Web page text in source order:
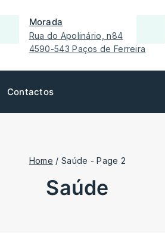
Morada
Rua do Apolinário, n84
4590-543 Paços de Ferreira
Contactos
Home / Saúde - Page 2
saúde